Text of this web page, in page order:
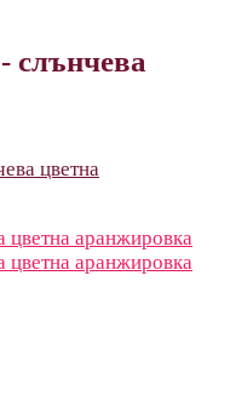
слънчева
цветна